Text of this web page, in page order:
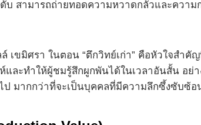
ดับ สามารถถ่ายทอดความหวาดกลัวและคว
เขมิศรา ในตอน “ตึกวิทย์เก่า” คือหัวใจส
ละทำให้ผู้ชมรู้สึกผูกพันได้ในเวลาอันสั้น อ
มากกว่าที่จะเป็นบุคคลที่มีความลึกซึ้งซับซ้อ